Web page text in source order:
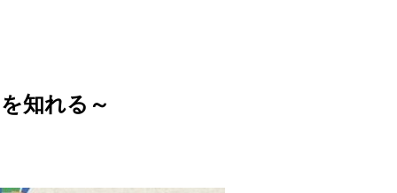
知れる～